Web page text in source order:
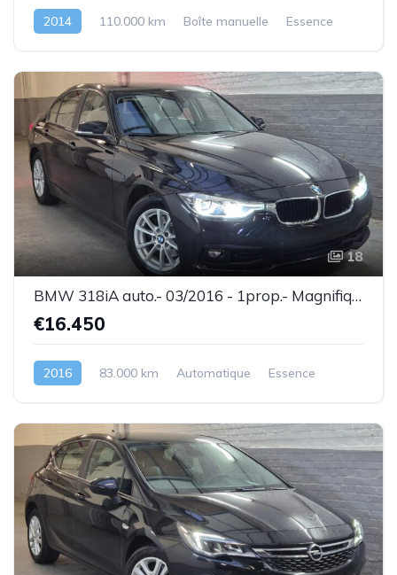
2014 110.000 km Boîte manuelle Essence
18
BMW 318iA auto.- 03/2016 - 1prop.- Magnifique état ! - Garantie
€16.450
2016 83.000 km Automatique Essence